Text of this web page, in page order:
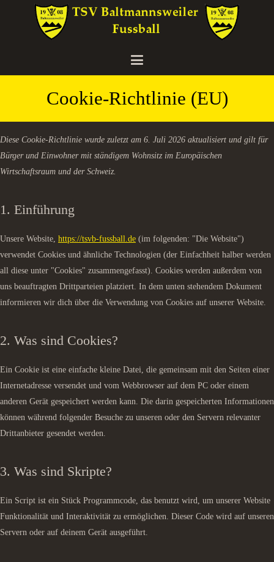
Cookie-Richtlinie (EU)
Diese Cookie-Richtlinie wurde zuletzt am 6. Juli 2026 aktualisiert und gilt für
Bürger und Einwohner mit ständigem Wohnsitz im Europäischen
Wirtschaftsraum und der Schweiz.
1. Einführung
Unsere Website, https://tsvb-fussball.de (im folgenden: "Die Website")
verwendet Cookies und ähnliche Technologien (der Einfachheit halber werden
all diese unter "Cookies" zusammengefasst). Cookies werden außerdem von
uns beauftragten Drittparteien platziert. In dem unten stehendem Dokument
informieren wir dich über die Verwendung von Cookies auf unserer Website.
2. Was sind Cookies?
Ein Cookie ist eine einfache kleine Datei, die gemeinsam mit den Seiten einer
Internetadresse versendet und vom Webbrowser auf dem PC oder einem
anderen Gerät gespeichert werden kann. Die darin gespeicherten Informationen
können während folgender Besuche zu unseren oder den Servern relevanter
Drittanbieter gesendet werden.
3. Was sind Skripte?
Ein Script ist ein Stück Programmcode, das benutzt wird, um unserer Website
Funktionalität und Interaktivität zu ermöglichen. Dieser Code wird auf unseren
Servern oder auf deinem Gerät ausgeführt.